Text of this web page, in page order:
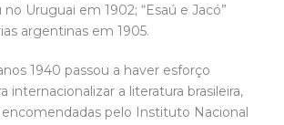
no Uruguai em 1902; “Esaú e Jacó”
argentinas em 1905.
1940 passou a haver esforço
internacionalizar a literatura brasileira,
pelo Instituto Nacional